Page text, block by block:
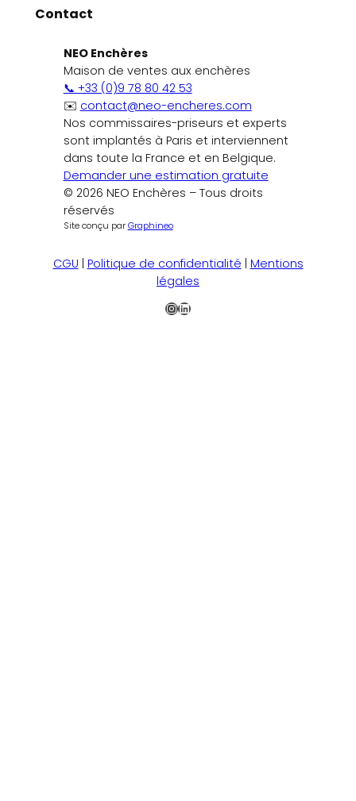
Contact
NEO Enchères
Maison de ventes aux enchères
📞 +33 (0)9 78 80 42 53
✉️ contact@neo-encheres.com
Nos commissaires-priseurs et experts
sont implantés à Paris et interviennent
dans toute la France et en Belgique.
Demander une estimation gratuite
© 2026 NEO Enchères – Tous droits
réservés
Site conçu parGraphineo
CGU Politique de confidentialité Mentions
légales
Instagram
LinkedIn